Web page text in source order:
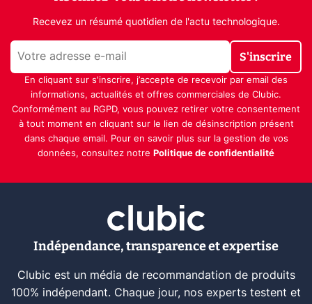
Recevez un résumé quotidien de l'actu technologique.
S'inscrire
En cliquant sur s'inscrire, j’accepte de recevoir par email des
informations, actualités et offres commerciales de Clubic.
Conformément au RGPD, vous pouvez retirer votre consentement
à tout moment en cliquant sur le lien de désinscription présent
dans chaque email. Pour en savoir plus sur la gestion de vos
données, consultez notre Politique de confidentialité
Indépendance, transparence et expertise
Clubic est un média de recommandation de produits
100% indépendant. Chaque jour, nos experts testent et